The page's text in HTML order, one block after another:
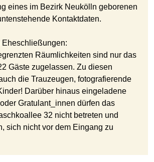
eines im Bezirk Neukölln geborenen
Kontaktdaten.
Eheschließungen:
Räumlichkeiten sind nur das
Gäste zugelassen. Zu diesen
die Trauzeugen, fotografierende
Darüber hinaus eingeladene
Gratulant_innen dürfen das
32 nicht betreten und
sich nicht vor dem Eingang zu